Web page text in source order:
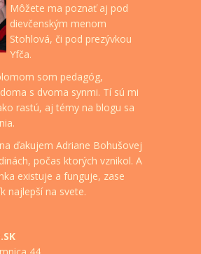
Môžete ma poznať aj pod
dievčenským menom
Stohlová, či pod prezývkou
Yfča.
som pedagóg,
s dvoma synmi. Tí sú mi
rastú, aj témy na blogu sa
ďakujem Adriane Bohušovej
počas ktorých vznikol. A
existuje a funguje, zase
najlepší na svete.
44